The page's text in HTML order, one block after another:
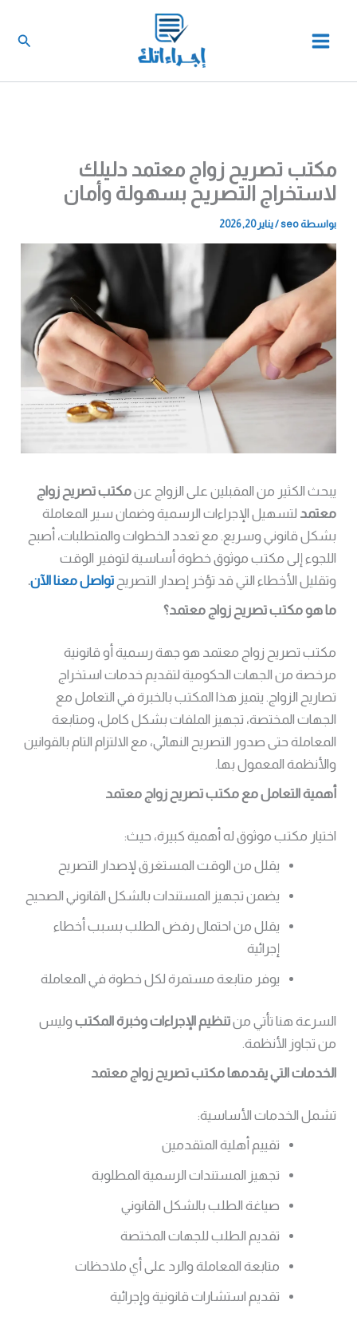
مكتب تصريح زواج معتمد دليلك
لاستخراج التصريح بسهولة وأمان
بواسطة seo
/يناير 20, 2026
يبحث الكثير من المقبلين على الزواج عنمكتب تصريح زواج
معتمد لتسهيل الإجراءات الرسمية وضمان سير المعاملة
بشكل قانوني وسريع. مع تعدد الخطوات والمتطلبات، أصبح
اللجوء إلى مكتب موثوق خطوة أساسية لتوفير الوقت
وتقليل الأخطاء التي قد تؤخر إصدار التصريحتواصل معنا الآن.
ما هو مكتب تصريح زواج معتمد؟
مكتب تصريح زواج معتمد هو جهة رسمية أو قانونية
مرخصة من الجهات الحكومية لتقديم خدمات استخراج
تصاريح الزواج. يتميز هذا المكتب بالخبرة في التعامل مع
الجهات المختصة، تجهيز الملفات بشكل كامل، ومتابعة
المعاملة حتى صدور التصريح النهائي، مع الالتزام التام بالقوانين
والأنظمة المعمول بها.
أهمية التعامل مع مكتب تصريح زواج معتمد
اختيار مكتب موثوق له أهمية كبيرة، حيث:
يقلل من الوقت المستغرق لإصدار التصريح
يضمن تجهيز المستندات بالشكل القانوني الصحيح
يقلل من احتمال رفض الطلب بسبب أخطاء
إجرائية
يوفر متابعة مستمرة لكل خطوة في المعاملة
السرعة هنا تأتي منتنظيم الإجراءات وخبرة المكتب وليس
من تجاوز الأنظمة.
الخدمات التي يقدمها مكتب تصريح زواج معتمد
تشمل الخدمات الأساسية:
تقييم أهلية المتقدمين
تجهيز المستندات الرسمية المطلوبة
صياغة الطلب بالشكل القانوني
تقديم الطلب للجهات المختصة
متابعة المعاملة والرد على أي ملاحظات
تقديم استشارات قانونية وإجرائية